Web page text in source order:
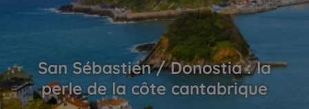
San Sébastien / Donostia : la
perle de la côte cantabrique